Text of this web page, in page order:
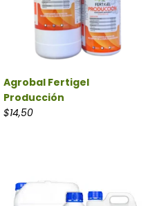
Agrobal Fertigel
Producción
$14,50